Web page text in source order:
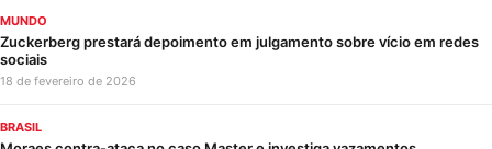
MUNDO
Zuckerberg prestará depoimento em julgamento sobre vício em redes
sociais
18 de fevereiro de 2026
BRASIL